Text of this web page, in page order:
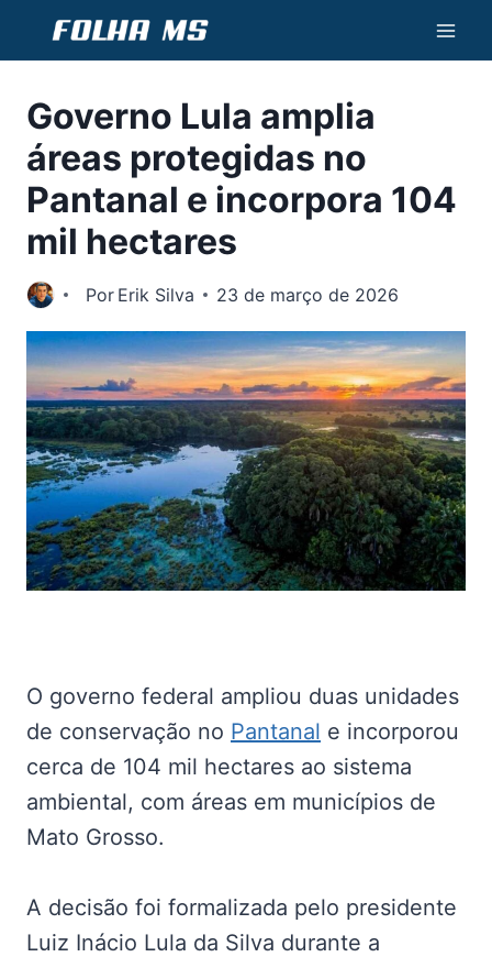
Conteúdo
Governo Lula amplia
áreas protegidas no
Pantanal e incorpora 104
mil hectares
Por Erik Silva 23 de março de 2026
O governo federal ampliou duas unidades
de conservação no Pantanal e incorporou
cerca de 104 mil hectares ao sistema
ambiental, com áreas em municípios de
Mato Grosso.
A decisão foi formalizada pelo presidente
Luiz Inácio Lula da Silva durante a